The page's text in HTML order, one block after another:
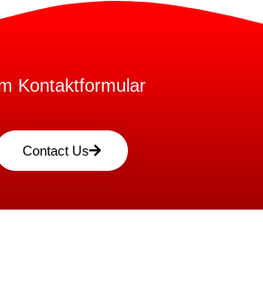
Kontaktformular
Contact Us